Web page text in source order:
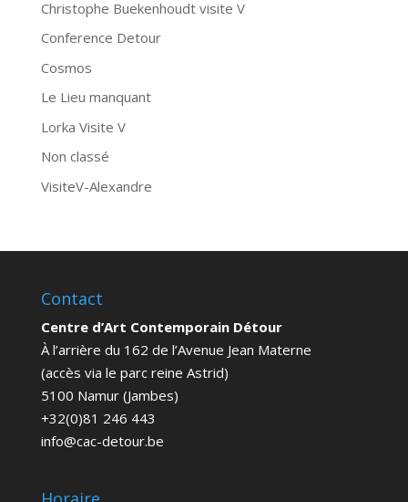
Christophe Buekenhoudt visite V
Conference Detour
Cosmos
Le Lieu manquant
Lorka Visite V
Non classé
VisiteV-Alexandre
Contact
Centre d’Art Contemporain Détour
À l’arrière du 162 de l’Avenue Jean Materne
(accès via le parc reine Astrid)
5100 Namur (Jambes)
+32(0)81 246 443
info@cac-detour.be